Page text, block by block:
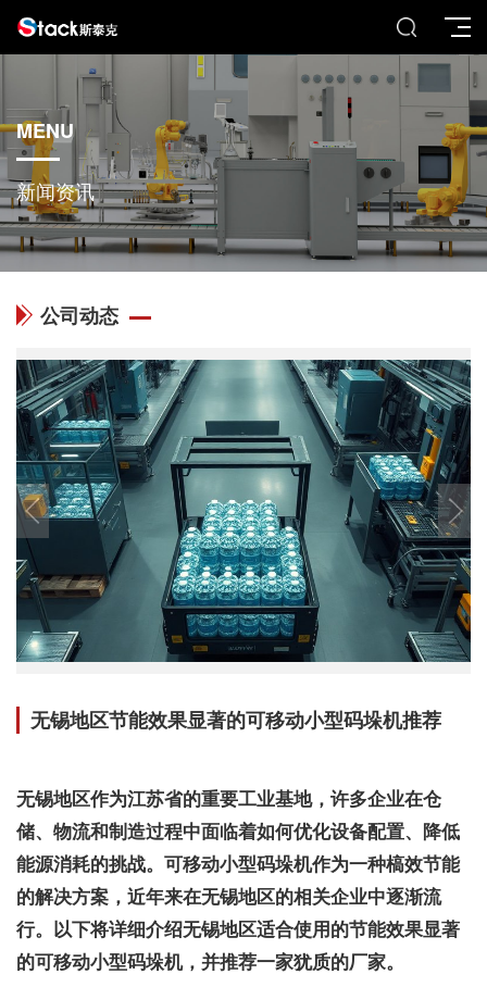
MENU
新闻资讯
公司动态
无锡地区节能效果显著的可移动小型码垛机推荐
无锡地区作为江苏省的重要工业基地，许多企业在仓
储、物流和制造过程中面临着如何优化设备配置、降低
能源消耗的挑战。可移动小型码垛机作为一种槁效节能
的解决方案，近年来在无锡地区的相关企业中逐渐流
行。以下将详细介绍无锡地区适合使用的节能效果显著
的可移动小型码垛机，并推荐一家犹质的厂家。